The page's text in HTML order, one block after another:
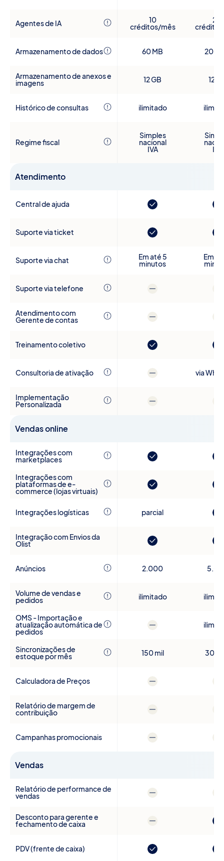
Agentes de IA
10
créditos/mês
20
Armazenamento de dados 60 MB 200
Armazenamento de anexos e
imagens
12 GB 12
Histórico de consultas ilimitado
Regime fiscal
Simples
nacional
IVA
IVA
Atendimento
Central de ajuda
Suporte via ticket
Suporte via chat
Em até 5
minutos
Em
Suporte via telefone
Atendimento com
Gerente de contas
Treinamento coletivo
Consultoria de ativação via
Implementação
Personalizada
Vendas online
Integrações com
marketplaces
Integrações com
plataformas de e-
commerce (lojas virtuais)
Integrações logísticas parcial
Integração com Envios da
Olist
Anúncios 2.000
Volume de vendas e
pedidos
ilimitado
OMS - Importação e
atualização automática de
pedidos
Sincronizações de
estoque por mês
150 mil 300
Calculadora de Preços
Relatório de margem de
contribuição
Campanhas promocionais
Vendas
Relatório de performance de
vendas
Desconto para gerente e
fechamento de caixa
PDV (frente de caixa)